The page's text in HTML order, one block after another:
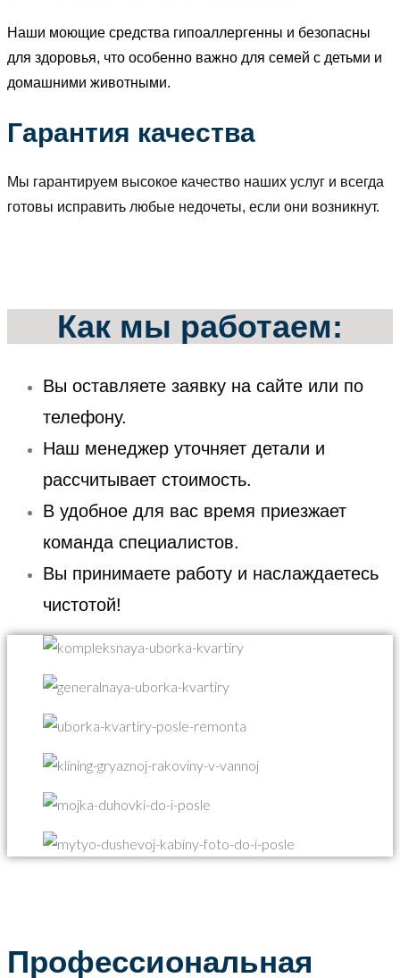
Наши моющие средства гипоаллергенны и безопасны
для здоровья, что особенно важно для семей с детьми и
домашними животными.
Гарантия качества
Мы гарантируем высокое качество наших услуг и всегда
готовы исправить любые недочеты, если они возникнут.
Как мы работаем:
Вы оставляете заявку на сайте или по
телефону.
Наш менеджер уточняет детали и
рассчитывает стоимость.
В удобное для вас время приезжает
команда специалистов.
Вы принимаете работу и наслаждаетесь
чистотой!
Профессиональная